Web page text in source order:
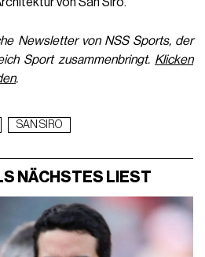
Newsletter von NSS Sports, der
Sport zusammenbringt. Klicken
.
SAN SIRO
NÄCHSTES LIEST